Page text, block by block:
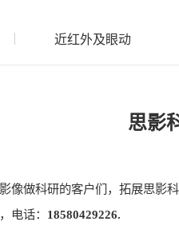
近红外及眼动
思影
像做科研的客户们，拓展思影
电话： 18580429226.